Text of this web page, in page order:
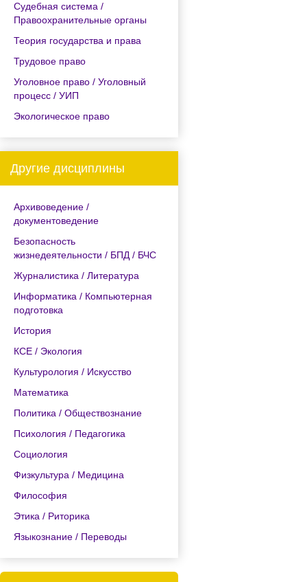
Судебная система /
Правоохранительные органы
Теория государства и права
Трудовое право
Уголовное право / Уголовный
процесс / УИП
Экологическое право
Другие дисциплины
Архивоведение /
документоведение
Безопасность
жизнедеятельности / БПД / БЧС
Журналистика / Литература
Информатика / Компьютерная
подготовка
История
КСЕ / Экология
Культурология / Искусство
Математика
Политика / Обществознание
Психология / Педагогика
Социология
Физкультура / Медицина
Философия
Этика / Риторика
Языкознание / Переводы